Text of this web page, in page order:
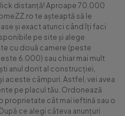
distanță! Aproape 70.000
te așteaptă să le
și exact atunci când îți faci
pe site și alege
cu două camere (peste
6.000) sau chiar mai mult
anul dorit al construcției,
aceste câmpuri. Astfel, vei avea
pe placul tău. Ordonează
proprietate cât mai ieftină sau o
ce alegi câteva anunțuri